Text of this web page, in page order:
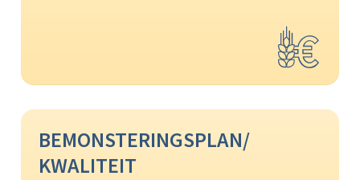
BEMONSTERINGSPLAN/
KWALITEIT